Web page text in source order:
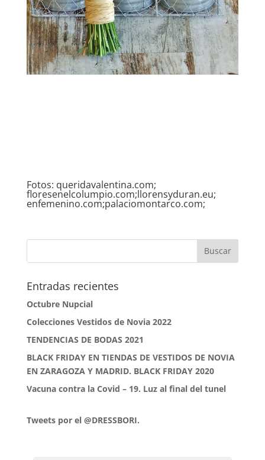
Fotos: queridavalentina.com;
floresenelcolumpio.com;llorensyduran.eu;
enfemenino.com;palaciomontarco.com;
Entradas recientes
Octubre Nupcial
Colecciones Vestidos de Novia 2022
TENDENCIAS DE BODAS 2021
BLACK FRIDAY EN TIENDAS DE VESTIDOS DE NOVIA
EN ZARAGOZA Y MADRID. BLACK FRIDAY 2020
Vacuna contra la Covid – 19. Luz al final del tunel
Tweets por el @DRESSBORI.